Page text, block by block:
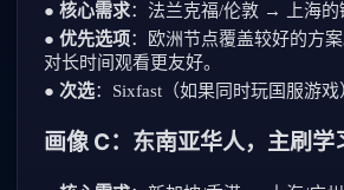
● 核心需求：法兰克福/伦敦 → 上海的
● 优先选项：欧洲节点覆盖较好的方案
对长时间观看更友好。
● 次选：Sixfast（如果同时玩国服游戏
画像 C：东南亚华人，主刷学